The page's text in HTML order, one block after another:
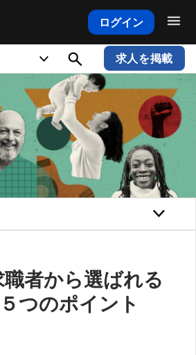
ログイン
求人を掲載
者から選ばれる
つのポイント